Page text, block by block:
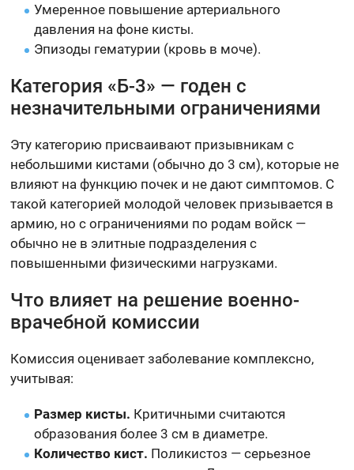
Умеренное повышение артериального
давления на фоне кисты.
Эпизоды гематурии (кровь в моче).
Категория «Б-3» — годен с
незначительными ограничениями
Эту категорию присваивают призывникам с
небольшими кистами (обычно до 3 см), которые не
влияют на функцию почек и не дают симптомов. С
такой категорией молодой человек призывается в
армию, но с ограничениями по родам войск —
обычно не в элитные подразделения с
повышенными физическими нагрузками.
Что влияет на решение военно-
врачебной комиссии
Комиссия оценивает заболевание комплексно,
учитывая:
Размер кисты. Критичными считаются
образования более 3 см в диаметре.
Количество кист. Поликистоз — серьезное